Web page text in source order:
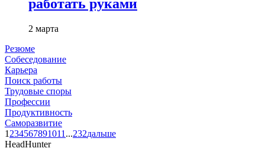
работать руками
2 марта
Резюме
Собеседование
Карьера
Поиск работы
Трудовые споры
Профессии
Продуктивность
Саморазвитие
1 234567891011 ...232дальше
HeadHunter